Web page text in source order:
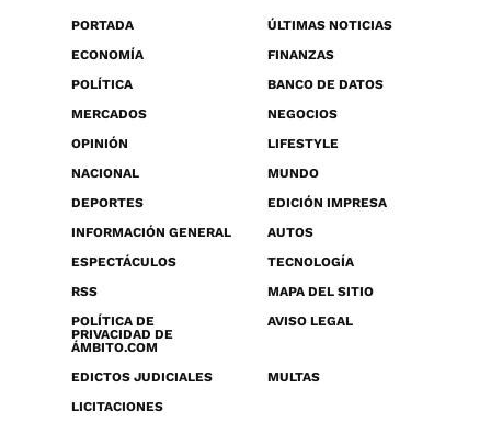
PORTADA
ÚLTIMAS NOTICIAS
ECONOMÍA
FINANZAS
POLÍTICA
BANCO DE DATOS
MERCADOS
NEGOCIOS
OPINIÓN
LIFESTYLE
NACIONAL
MUNDO
DEPORTES
EDICIÓN IMPRESA
INFORMACIÓN GENERAL
AUTOS
ESPECTÁCULOS
TECNOLOGÍA
RSS
MAPA DEL SITIO
POLÍTICA DE
PRIVACIDAD DE
ÁMBITO.COM
AVISO LEGAL
EDICTOS JUDICIALES
MULTAS
LICITACIONES